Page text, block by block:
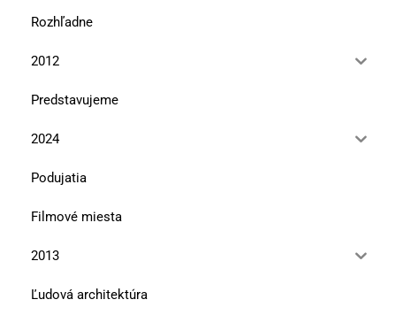
Rozhľadne
2012
Predstavujeme
2024
Podujatia
Filmové miesta
2013
Ľudová architektúra